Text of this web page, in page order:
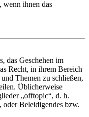
wenn ihnen das
das Geschehen im
Recht, in ihrem Bereich
Themen zu schließen,
Üblicherweise
„offtopic“, d. h.
oder Beleidigendes bzw.